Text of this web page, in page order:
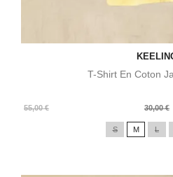
T-Shirt En Coton
55,00 €
Prix
30,00 €
Prix
S M L